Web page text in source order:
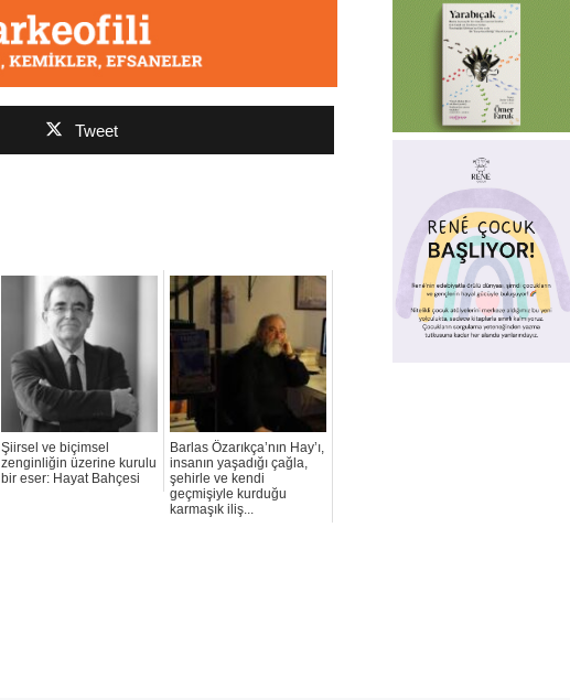
Tweet
Şiirsel ve biçimsel
zenginliğin üzerine kurulu
bir eser: Hayat Bahçesi
Barlas Özarıkça’nın Hay’ı,
insanın yaşadığı çağla,
şehirle ve kendi
geçmişiyle kurduğu
karmaşık iliş...